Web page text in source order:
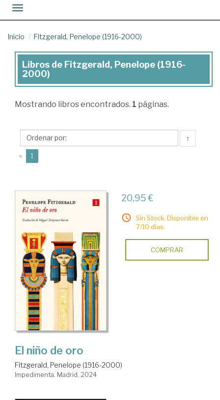
Toggle navigation
Inicio Fitzgerald, Penelope (1916-2000)
Libros
de
Fitzgerald,
(1916-
2000)
Libros de Fitzgerald, Penelope (1916-
2000)
Mostrando libros encontrados. 1 páginas.
↑
« 1
20,95 €
Sin Stock. Disponible en
7/10 días.
COMPRAR
El niño de oro
Fitzgerald, Penelope (1916-2000)
Impedimenta. Madrid, 2024